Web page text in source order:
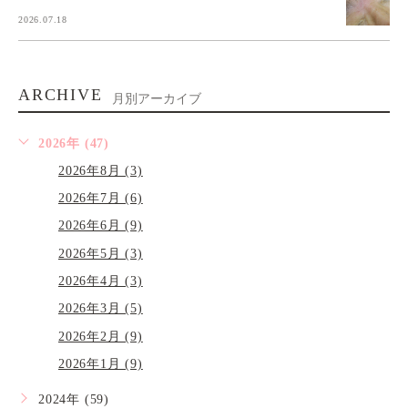
2026.07.18
ARCHIVE 月別アーカイブ
2026年 (47)
2026年8月 (3)
2026年7月 (6)
2026年6月 (9)
2026年5月 (3)
2026年4月 (3)
2026年3月 (5)
2026年2月 (9)
2026年1月 (9)
2024年 (59)